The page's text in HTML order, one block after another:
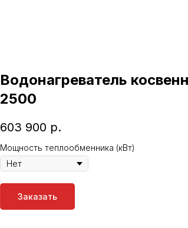
Водонагреватель
2500
603 900 р.
Мощность теплообменника (кВт)
Заказать